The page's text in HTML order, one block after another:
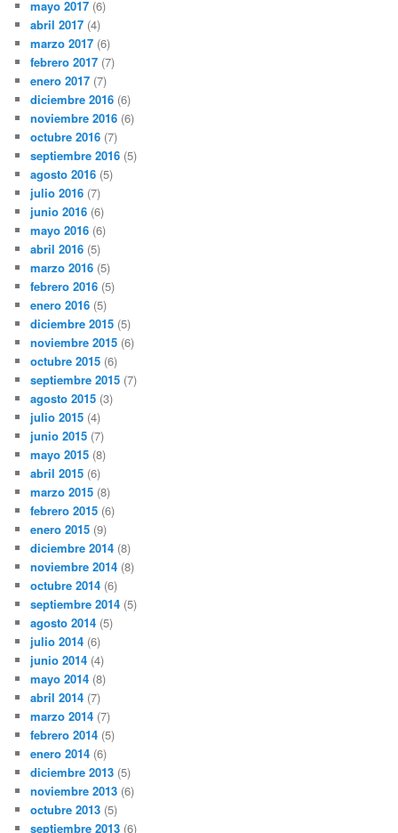
mayo 2017 (6)
abril 2017 (4)
marzo 2017 (6)
febrero 2017 (7)
enero 2017 (7)
diciembre 2016 (6)
noviembre 2016 (6)
octubre 2016 (7)
septiembre 2016 (5)
agosto 2016 (5)
julio 2016 (7)
junio 2016 (6)
mayo 2016 (6)
abril 2016 (5)
marzo 2016 (5)
febrero 2016 (5)
enero 2016 (5)
diciembre 2015 (5)
noviembre 2015 (6)
octubre 2015 (6)
septiembre 2015 (7)
agosto 2015 (3)
julio 2015 (4)
junio 2015 (7)
mayo 2015 (8)
abril 2015 (6)
marzo 2015 (8)
febrero 2015 (6)
enero 2015 (9)
diciembre 2014 (8)
noviembre 2014 (8)
octubre 2014 (6)
septiembre 2014 (5)
agosto 2014 (5)
julio 2014 (6)
junio 2014 (4)
mayo 2014 (8)
abril 2014 (7)
marzo 2014 (7)
febrero 2014 (5)
enero 2014 (6)
diciembre 2013 (5)
noviembre 2013 (6)
octubre 2013 (5)
septiembre 2013 (6)